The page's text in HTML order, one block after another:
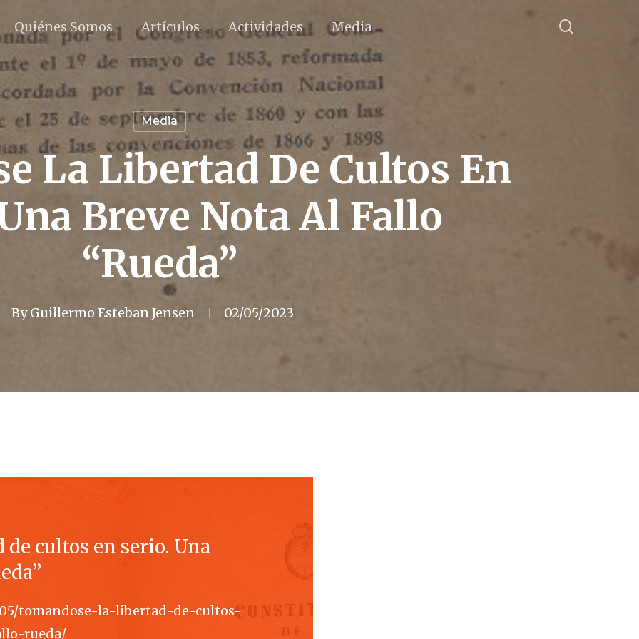
Quiénes Somos Artículos Actividades Media
Media
La Libertad De Cultos En
Breve Nota Al Fallo
“Rueda”
By Guillermo Esteban Jensen 02/05/2023
cultos en serio. Una
tomandose-la-libertad-de-cultos-
rueda/